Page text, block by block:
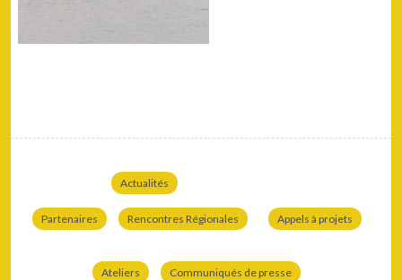
Actualités
Partenaires Rencontres Régionales Appels à projets
Ateliers Communiqués de presse